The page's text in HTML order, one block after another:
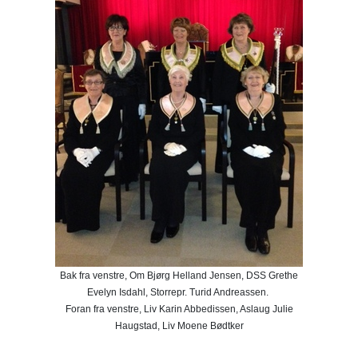
Bak fra venstre, Om Bjørg Helland Jensen, DSS Grethe
Evelyn Isdahl, Storrepr. Turid Andreassen.
Foran fra venstre, Liv Karin Abbedissen, Aslaug Julie
Haugstad, Liv Moene Bødtker